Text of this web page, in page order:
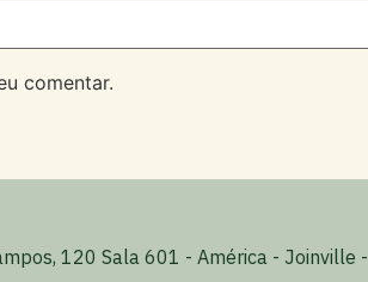
comentar.
120 Sala 601 - América - Joinville -